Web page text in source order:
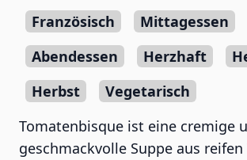
Französisch
Mittagessen
Abendessen
Herzhaft
Herbst
Vegetarisch
Tomatenbisque ist eine cremige
geschmackvolle Suppe aus